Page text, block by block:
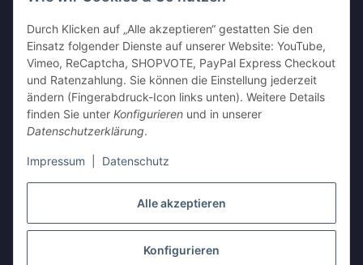
Alle akzeptieren
Konfigurieren
Durch Klicken auf „Alle akzeptieren“ gestatten Sie den
Einsatz folgender Dienste auf unserer Website: YouTube,
Vimeo, ReCaptcha, SHOPVOTE, PayPal Express Checkout
und Ratenzahlung. Sie können die Einstellung jederzeit
ändern (Fingerabdruck-Icon links unten). Weitere Details
finden Sie unter Konfigurieren und in unserer
Datenschutzerklärung.
Impressum Datenschutz